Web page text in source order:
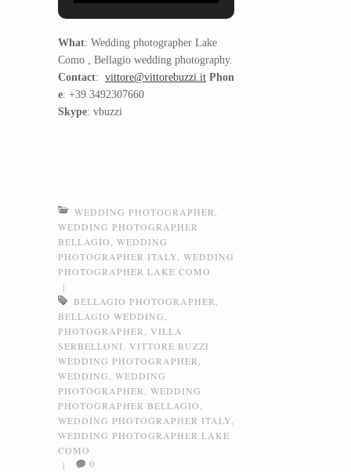
What: Wedding photographer Lake
Como , Bellagio wedding photography.
Contact: vittore@vittorebuzzi.it Phon
e: +39 3492307660
Skype: vbuzzi
WEDDING PHOTOGRAPHER
WEDDING PHOTOGRAPHER
BELLAGIO
WEDDING
PHOTOGRAPHER ITALY WEDDING
PHOTOGRAPHER LAKE COMO
|
BELLAGIO PHOTOGRAPHER
BELLAGIO WEDDING
PHOTOGRAPHER
VILLA
SERBELLONI
VITTORE BUZZI
WEDDING PHOTOGRAPHER
WEDDING
WEDDING
PHOTOGRAPHER
WEDDING
PHOTOGRAPHER BELLAGIO
WEDDING PHOTOGRAPHER ITALY
WEDDING PHOTOGRAPHER LAKE
COMO
|
0